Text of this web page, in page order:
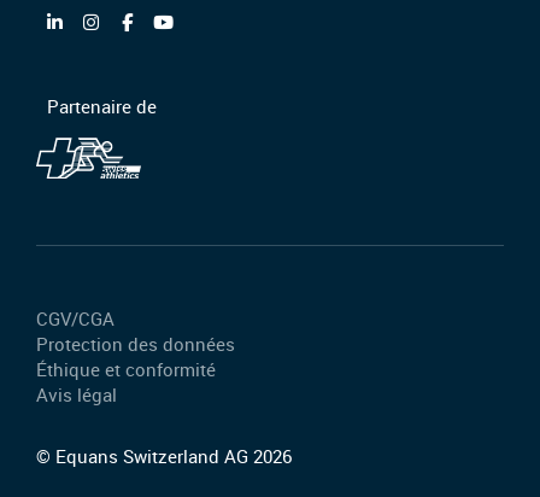
Partenaire de
CGV/CGA
Protection des données
Éthique et conformité
Avis légal
© Equans Switzerland AG 2026